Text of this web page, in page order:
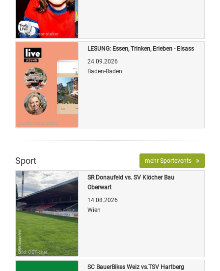
Quelle: Veranstalter
Quelle: Veranstalter
LESUNG: Essen, Trinken, Erleben - Elsass
24.09.2026
Baden-Baden
Sport mehr Sportevents
Bild: OETicket
SR Donaufeld vs. SV Klöcher Bau
Oberwart
14.08.2026
Wien
SC BauerBikes Weiz vs.TSV Hartberg